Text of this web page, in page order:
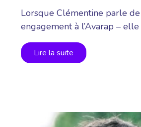
Lorsque Clémentine parle
engagement à l’Avarap –
Lire la suite